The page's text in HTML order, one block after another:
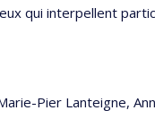
qui interpellent
Pier Lanteigne,